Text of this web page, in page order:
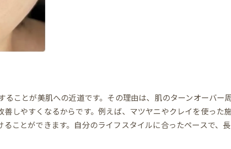
ことが美肌への近道です。その理由は、肌のターンオーバー
しやすくなるからです。例えば、マツヤニやクレイを使った
ことができます。自分のライフスタイルに合ったペースで、